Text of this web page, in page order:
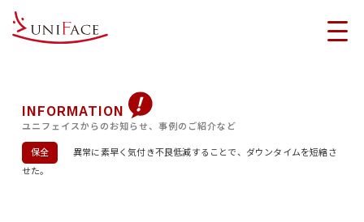
INFORMATION
ユニフェイスからのお知らせ、事例のご紹介など
保全
異常に素早く気付き不良低減することで、ダウンタイムを短縮さ
せた。